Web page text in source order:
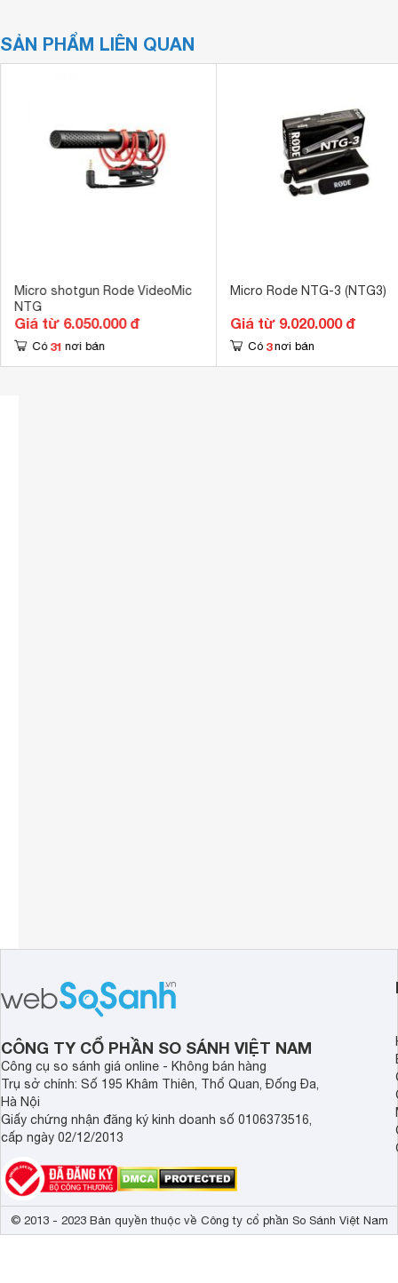
SẢN PHẨM LIÊN QUAN
Micro shotgun Rode VideoMic
NTG
Giá từ 6.050.000 đ
Có 31 nơi bán
Micro Rode NTG-3 (NTG3)
Giá từ 9.020.000 đ
Có 3 nơi bán
CÔNG TY CỔ PHẦN SO SÁNH VIỆT NAM
Công cụ so sánh giá online - Không bán hàng
Trụ sở chính: Số 195 Khâm Thiên, Thổ Quan, Đống Đa,
Hà Nội
Giấy chứng nhận đăng ký kinh doanh số 0106373516,
cấp ngày 02/12/2013
© 2013 - 2023 Bản quyền thuộc về Công ty cổ phần So Sánh Việt Nam